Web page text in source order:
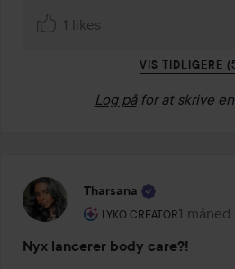
1 likes
VIS TIDLIGERE
Log på for at skrive
Tharsana
LYKO CREATOR
Brugerens rolle: Lyko
1 måned
Posten
Nyx lancerer body care?!